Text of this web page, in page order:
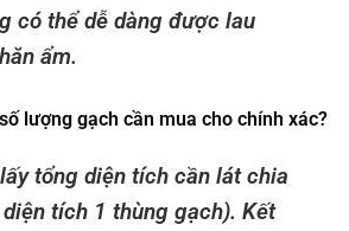
có thể dễ dàng được lau
ẩm.
lượng gạch cần mua cho chính xác?
tổng diện tích cần lát chia
tích 1 thùng gạch). Kết